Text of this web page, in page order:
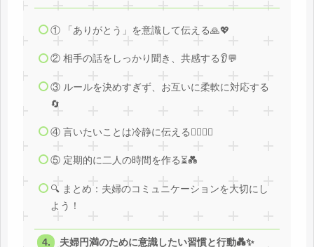
① 「ありがとう」を意識して伝える🙏💖
② 相手の話をしっかり聞き、共感する👂💬
③ ルールを決めすぎず、お互いに柔軟に対応する
🔄
④ 言いたいことは冷静に伝える🧘‍♀️🧘‍♂️
⑤ 定期的に二人の時間を作る⏳💑
🔍 まとめ：夫婦のコミュニケーションを大切にし
よう！
夫婦円満のために意識したい習慣と行動💑✨